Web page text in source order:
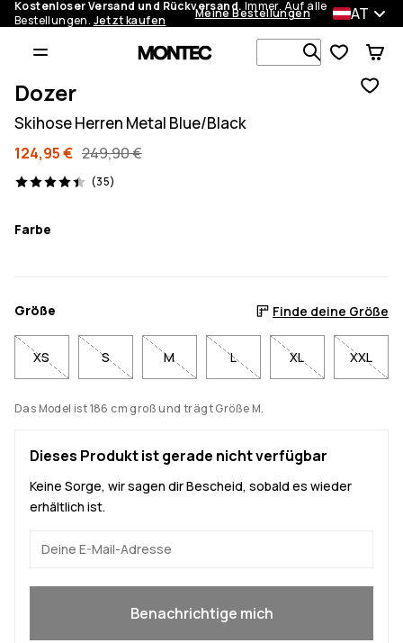
Kostenloser Versand und Rückversand. Immer. Auf alle
Bestellungen. Jetzt kaufen Meine Bestellungen AT
Dozer
Skihose Herren Metal Blue/Black
124,95 € 249,90 €
(35)
35 Reviews, 4.4/5
Farbe
Größe Finde deine Größe
XS S M L XL XXL
Das Model ist 186 cm groß und trägt Größe M.
Dieses Produkt ist gerade nicht verfügbar
Keine Sorge, wir sagen dir Bescheid, sobald es wieder
erhältlich ist.
Benachrichtige mich